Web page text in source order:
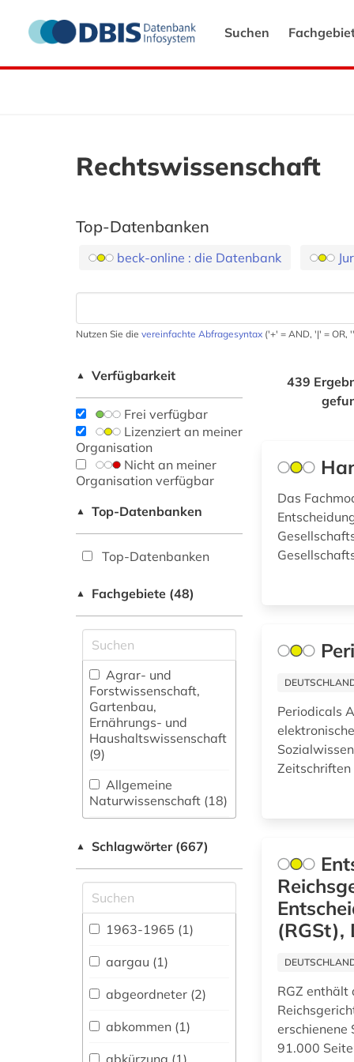
Suchen
Rechtswissenschaft
Top-Datenbanken
beck-online : die Datenbank
Nutzen Sie die vereinfachte Abfragesyntax ('+' = AND, '|' = OR,
▲ Verfügbarkeit
Frei verfügbar
Lizenziert an meiner
Organisation
Nicht an meiner
Organisation verfügbar
▲ Top-Datenbanken
Top-Datenbanken
▲ Fachgebiete (48)
Agrar- und
Forstwissenschaft,
Gartenbau,
Ernährungs- und
Haushaltswissenschaft
(9)
Allgemeine
Naturwissenschaft (18)
fachübergreifende
Allgemeine und
vergleichende Sprach-
und
Literaturwissenschaft.
Indogermanistik.
Außereuropäische
Sprachen und
Literaturen (25)
Anglistik.
Amerikanistik (17)
▲ Schlagwörter (667)
1963-1965 (1)
aargau (1)
abgeordneter (2)
abkommen (1)
439
Das
Periodicals
Zeitschriften
(RGSt),
RGZ enthält
erschienene
91.000